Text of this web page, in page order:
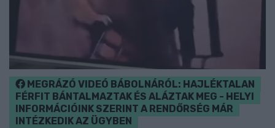
MEGRÁZÓ VIDEÓ BÁBOLNÁRÓL: HAJLÉKTALAN
FÉRFIT BÁNTALMAZTAK ÉS ALÁZTAK MEG - HELYI
INFORMÁCIÓINK SZERINT A RENDŐRSÉG MÁR
INTÉZKEDIK AZ ÜGYBEN